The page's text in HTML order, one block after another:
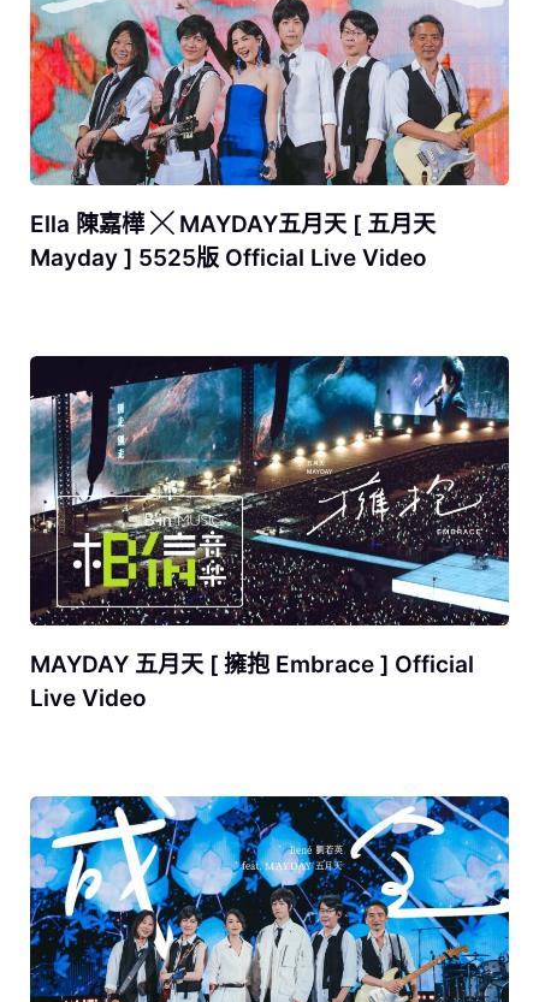
Ella 陳嘉樺 ╳ MAYDAY五月天 [ 五月天
Mayday ] 5525版 Official Live Video
MAYDAY 五月天 [ 擁抱 Embrace ] Official
Live Video